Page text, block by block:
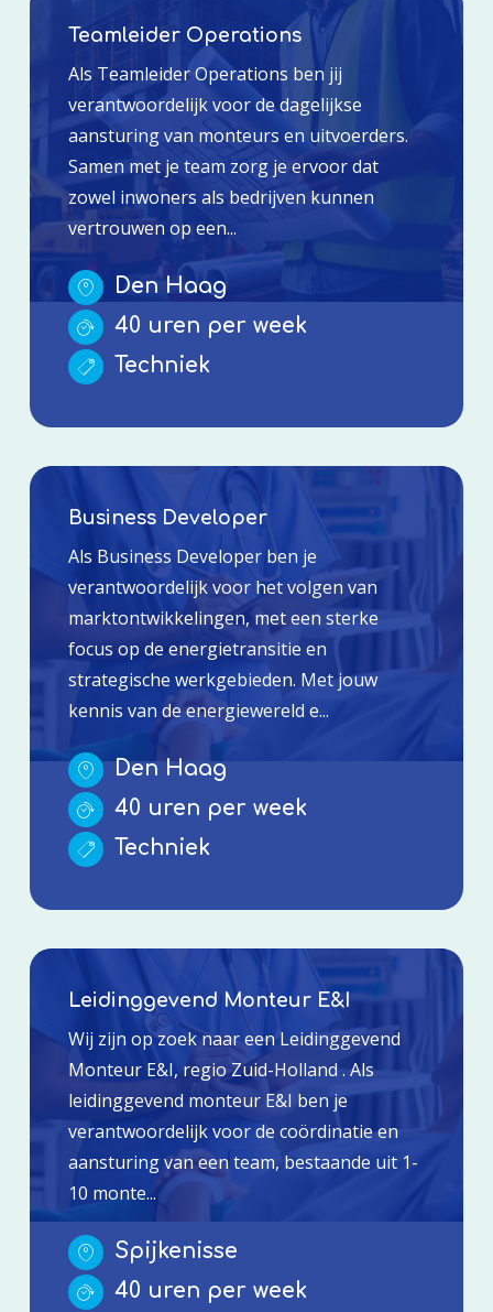
Teamleider Operations
Als Teamleider Operations ben jij
verantwoordelijk voor de dagelijkse
aansturing van monteurs en uitvoerders.
Samen met je team zorg je ervoor dat
zowel inwoners als bedrijven kunnen
vertrouwen op een...
Den Haag
40 uren per week
Techniek
Business Developer
Als Business Developer ben je
verantwoordelijk voor het volgen van
marktontwikkelingen, met een sterke
focus op de energietransitie en
strategische werkgebieden. Met jouw
kennis van de energiewereld e...
Den Haag
40 uren per week
Techniek
Leidinggevend Monteur E&I
Wij zijn op zoek naar een Leidinggevend
Monteur E&I, regio Zuid-Holland . Als
leidinggevend monteur E&I ben je
verantwoordelijk voor de coördinatie en
aansturing van een team, bestaande uit 1-
10 monte...
Spijkenisse
40 uren per week